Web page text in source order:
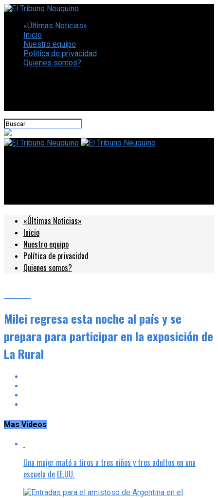
«Últimas Noticias»
Inicio
Nuestro equipo
Política de privacidad
Quienes somos?
«Últimas Noticias»
Inicio
Nuestro equipo
Política de privacidad
Quienes somos?
Milei regresa esta noche al país y se
prepara para participar en la exposición de
La Rural
Mas Videos
Una mujer mató a tiros a tres niños y tres adultos en una
escuela de EE.UU.